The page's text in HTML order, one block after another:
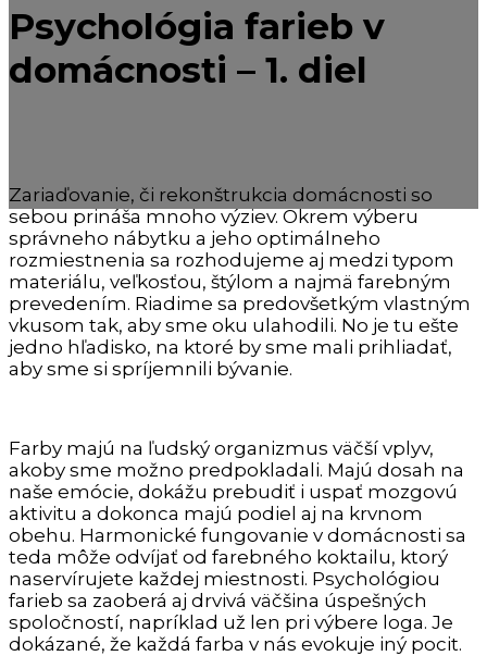
Psychológia farieb v
domácnosti – 1. diel
Zariaďovanie, či rekonštrukcia domácnosti so
sebou prináša mnoho výziev. Okrem výberu
správneho nábytku a jeho optimálneho
rozmiestnenia sa rozhodujeme aj medzi typom
materiálu, veľkosťou, štýlom a najmä farebným
prevedením. Riadime sa predovšetkým vlastným
vkusom tak, aby sme oku ulahodili. No je tu ešte
jedno hľadisko, na ktoré by sme mali prihliadať,
aby sme si spríjemnili bývanie.
Farby majú na ľudský organizmus väčší vplyv,
akoby sme možno predpokladali. Majú dosah na
naše emócie, dokážu prebudiť i uspať mozgovú
aktivitu a dokonca majú podiel aj na krvnom
obehu. Harmonické fungovanie v domácnosti sa
teda môže odvíjať od farebného koktailu, ktorý
naservírujete každej miestnosti. Psychológiou
farieb sa zaoberá aj drvivá väčšina úspešných
spoločností, napríklad už len pri výbere loga. Je
dokázané, že každá farba v nás evokuje iný pocit.